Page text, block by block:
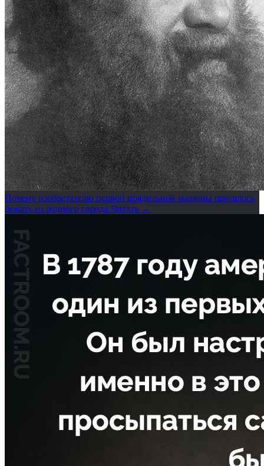
Почему изобретателю первой прядильной машины пришлось
бежать из родного города Читать →